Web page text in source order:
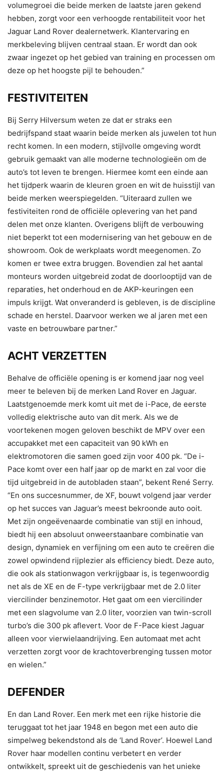
volumegroei die beide merken de laatste jaren gekend
hebben, zorgt voor een verhoogde rentabiliteit voor het
Jaguar Land Rover dealernetwerk. Klantervaring en
merkbeleving blijven centraal staan. Er wordt dan ook
zwaar ingezet op het gebied van training en processen om
deze op het hoogste pijl te behouden.”
FESTIVITEITEN
Bij Serry Hilversum weten ze dat er straks een
bedrijfspand staat waarin beide merken als juwelen tot hun
recht komen. In een modern, stijlvolle omgeving wordt
gebruik gemaakt van alle moderne technologieën om de
auto’s tot leven te brengen. Hiermee komt een einde aan
het tijdperk waarin de kleuren groen en wit de huisstijl van
beide merken weerspiegelden. “Uiteraard zullen we
festiviteiten rond de officiële oplevering van het pand
delen met onze klanten. Overigens blijft de verbouwing
niet beperkt tot een modernisering van het gebouw en de
showroom. Ook de werkplaats wordt meegenomen. Zo
komen er twee extra bruggen. Bovendien zal het aantal
monteurs worden uitgebreid zodat de doorlooptijd van de
reparaties, het onderhoud en de AKP-keuringen een
impuls krijgt. Wat onveranderd is gebleven, is de discipline
schade en herstel. Daarvoor werken we al jaren met een
vaste en betrouwbare partner.”
ACHT VERZETTEN
Behalve de officiële opening is er komend jaar nog veel
meer te beleven bij de merken Land Rover en Jaguar.
Laatstgenoemde merk komt uit met de i-Pace, de eerste
volledig elektrische auto van dit merk. Als we de
voortekenen mogen geloven beschikt de MPV over een
accupakket met een capaciteit van 90 kWh en
elektromotoren die samen goed zijn voor 400 pk. “De i-
Pace komt over een half jaar op de markt en zal voor die
tijd uitgebreid in de autobladen staan”, bekent René Serry.
“En ons succesnummer, de XF, bouwt volgend jaar verder
op het succes van Jaguar’s meest bekroonde auto ooit.
Met zijn ongeëvenaarde combinatie van stijl en inhoud,
biedt hij een absoluut onweerstaanbare combinatie van
design, dynamiek en verfijning om een auto te creëren die
zowel opwindend rijplezier als efficiency biedt. Deze auto,
die ook als stationwagon verkrijgbaar is, is tegenwoordig
net als de XE en de F-type verkrijgbaar met de 2.0 liter
viercilinder benzinemotor. Het gaat om een viercilinder
met een slagvolume van 2.0 liter, voorzien van twin-scroll
turbo’s die 300 pk aflevert. Voor de F-Pace kiest Jaguar
alleen voor vierwielaandrijving. Een automaat met acht
verzetten zorgt voor de krachtoverbrenging tussen motor
en wielen.”
DEFENDER
En dan Land Rover. Een merk met een rijke historie die
teruggaat tot het jaar 1948 en begon met een auto die
simpelweg bekendstond als de ‘Land Rover’. Hoewel Land
Rover haar modellen continu verbetert en verder
ontwikkelt, spreekt uit de geschiedenis van het unieke